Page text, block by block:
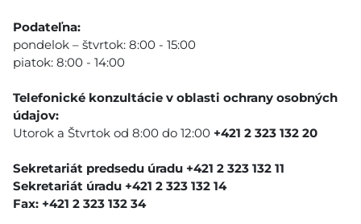
Podateľna:
pondelok – štvrtok: 8:00 - 15:00
piatok: 8:00 - 14:00
Telefonické konzultácie v oblasti ochrany osobných
údajov:
Utorok a Štvrtok od 8:00 do 12:00 +421 2 323 132 20
Sekretariát predsedu úradu +421 2 323 132 11
Sekretariát úradu +421 2 323 132 14
Fax: +421 2 323 132 34